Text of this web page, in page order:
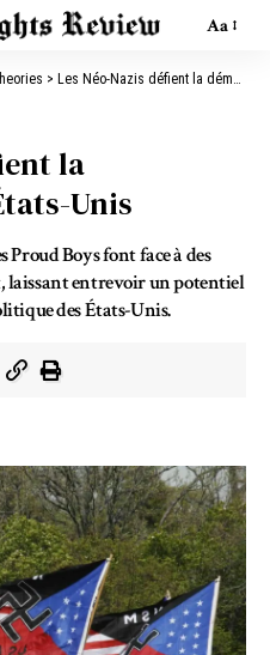
Aa
> Les Néo-Nazis défient la démocratie aux États-Unis
la
Unis
Proud Boys font face à des
laissant entrevoir un potentiel
des États-Unis.